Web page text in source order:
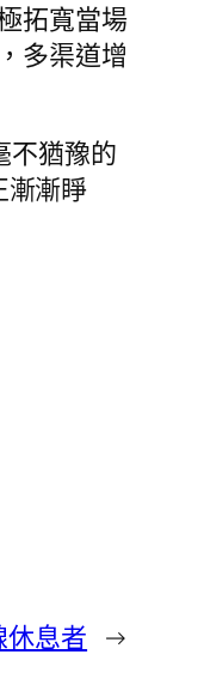
拓寬當場
多渠道增
不猶豫的
漸漸睜
息者 →